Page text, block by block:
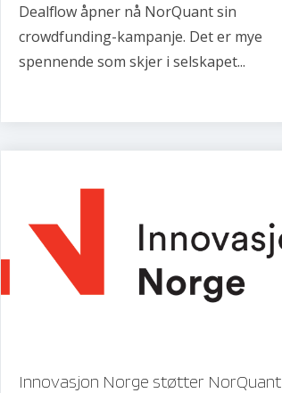
Dealflow åpner nå NorQuant sin
crowdfunding-kampanje. Det er mye
spennende som skjer i selskapet...
Innovasjon Norge støtter NorQuant